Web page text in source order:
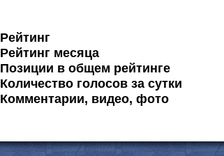
Рейтинг
Рейтинг месяца
Позиции в общем рейтинге
Количество голосов за сутки
Комментарии, видео, фото